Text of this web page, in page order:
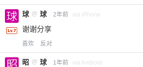
球 @ 球 2年前 via iPhone
谢谢分享
喜欢 反对
昭 @ 球 1年前 via Android